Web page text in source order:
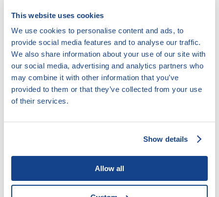
This website uses cookies
We use cookies to personalise content and ads, to
provide social media features and to analyse our traffic.
We also share information about your use of our site with
our social media, advertising and analytics partners who
may combine it with other information that you’ve
provided to them or that they’ve collected from your use
of their services.
Show details
Allow all
prostředků k soudu
Řešení spotřebitelských sporů
Vymáhání dlužného výživného
Zastupování u soudu
Cílová skupina:
Kdokoli potřebuje pomoci
Oběti domácího násilí
Senioři